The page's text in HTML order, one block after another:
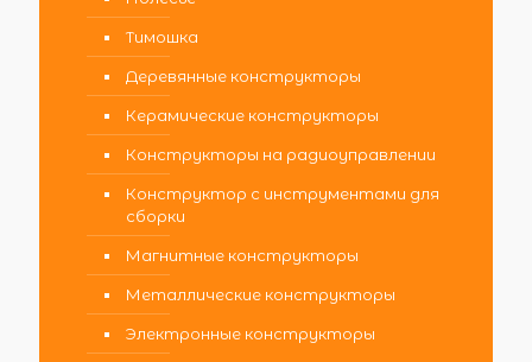
Тимошка
Деревянные конструкторы
Керамические конструкторы
Конструкторы на радиоуправлении
Конструктор с инструментами для
сборки
Магнитные конструкторы
Металлические конструкторы
Электронные конструкторы